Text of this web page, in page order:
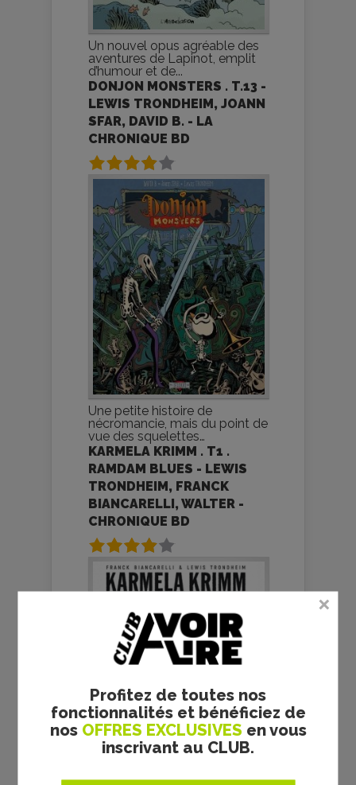
Profitez de toutes nos
fonctionnalités et bénéficiez de
nos OFFRES EXCLUSIVES en vous
inscrivant au CLUB.
Un nouvel opus agréable des
aventures de Lapinot, emplit
d’humour et de...
DONJON MONSTERS . T.13 -
LEWIS TRONDHEIM, JOANN
SFAR, DAVID B. - LA
CHRONIQUE BD
Une petite histoire de
nécromancie, mais du point de
vue des squelettes…
KARMELA KRIMM . T1 .
RAMDAM BLUES - LEWIS
TRONDHEIM, FRANCK
BIANCARELLI, WALTER -
CHRONIQUE BD